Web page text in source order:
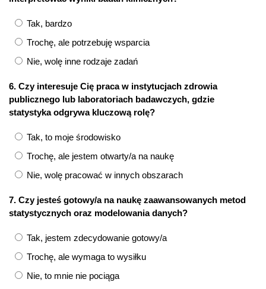
Tak, bardzo
Trochę, ale potrzebuję wsparcia
Nie, wolę inne rodzaje zadań
6. Czy interesuje Cię praca w instytucjach zdrowia
publicznego lub laboratoriach badawczych, gdzie
statystyka odgrywa kluczową rolę?
Tak, to moje środowisko
Trochę, ale jestem otwarty/a na naukę
Nie, wolę pracować w innych obszarach
7. Czy jesteś gotowy/a na naukę zaawansowanych metod
statystycznych oraz modelowania danych?
Tak, jestem zdecydowanie gotowy/a
Trochę, ale wymaga to wysiłku
Nie, to mnie nie pociąga